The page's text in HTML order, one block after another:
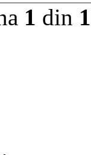
1 din 1